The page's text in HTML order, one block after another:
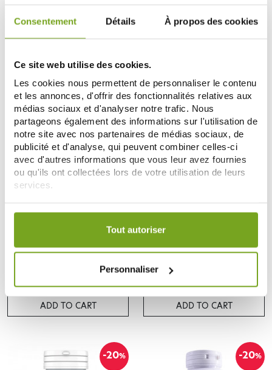
Consentement Détails À propos des cookies
Ce site web utilise des cookies.
Les cookies nous permettent de personnaliser le contenu
et les annonces, d'offrir des fonctionnalités relatives aux
médias sociaux et d'analyser notre trafic. Nous
partageons également des informations sur l'utilisation de
notre site avec nos partenaires de médias sociaux, de
publicité et d'analyse, qui peuvent combiner celles-ci
avec d'autres informations que vous leur avez fournies
ou qu'ils ont collectées lors de votre utilisation de leurs
services.
Votre choix de consentement est conservé pendant une
Tout autoriser
Personnaliser
18,58 €
ADD TO CART ADD TO CART
-20%
Zéro
gaspi
NATURAL NUTRITION
27,47 €
21,97 €
ADD TO CART
-16
NATURAL NUTRITION
CONTROL 120 GELULES
21,11 €
17,73 €
ADD TO CART
-20% -20%